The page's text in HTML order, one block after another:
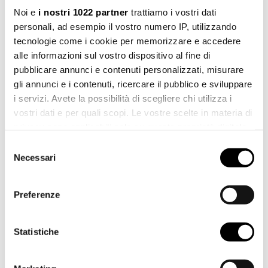
Noi e i nostri 1022 partner trattiamo i vostri dati
personali, ad esempio il vostro numero IP, utilizzando
tecnologie come i cookie per memorizzare e accedere
alle informazioni sul vostro dispositivo al fine di
pubblicare annunci e contenuti personalizzati, misurare
gli annunci e i contenuti, ricercare il pubblico e sviluppare
i servizi. Avete la possibilità di scegliere chi utilizza i
vostri dati e per quali scopi. Le vostre scelte in materia di
modificare o revocare il proprio consenso in qualsiasi
momento dalla Dichiarazione sui cookie o facendo clic
raccogliere informazioni sulla tua posizione
geografica, con un'approssimazione di qualche
delNecessari
Preferenze
Statistiche
LAND *
TELEFON
E-MAIL *